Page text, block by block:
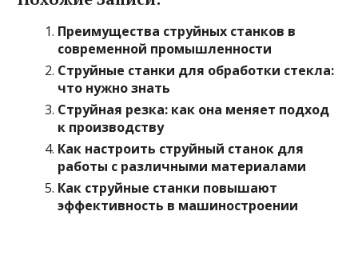
Преимущества струйных станков в
современной промышленности
Струйные станки для обработки стекла:
что нужно знать
Струйная резка: как она меняет подход
к производству
Как настроить струйный станок для
работы с различными материалами
Как струйные станки повышают
эффективность в машиностроении